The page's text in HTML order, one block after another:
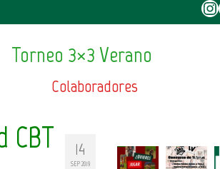
Torneo 3×3 Verano
Colaboradores
14
SEP 2019
CBT